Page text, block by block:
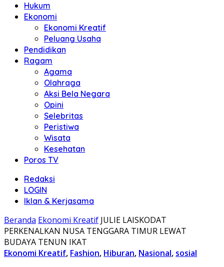
Hukum
Ekonomi
Ekonomi Kreatif
Peluang Usaha
Pendidikan
Ragam
Agama
Olahraga
Aksi Bela Negara
Opini
Selebritas
Peristiwa
Wisata
Kesehatan
Poros TV
Redaksi
LOGIN
Iklan & Kerjasama
Beranda Ekonomi Kreatif JULIE LAISKODAT
PERKENALKAN NUSA TENGGARA TIMUR LEWAT
BUDAYA TENUN IKAT
Ekonomi Kreatif, Fashion, Hiburan, Nasional, sosial